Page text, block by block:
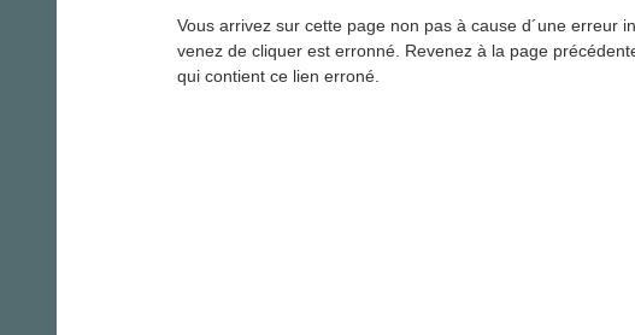
Vous arrivez sur cette page non pas à cause d´une erreur
venez de cliquer est erronné. Revenez à la page
qui contient ce lien erroné.